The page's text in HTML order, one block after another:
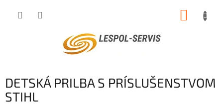
DETSKÁ PRILBA S PRÍSLUŠENSTVOM
STIHL